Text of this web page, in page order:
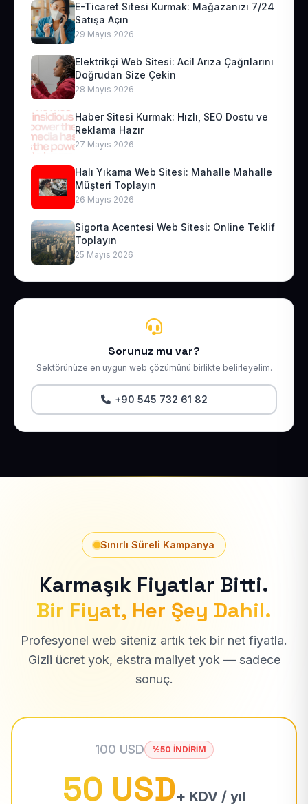
E-Ticaret Sitesi Kurmak: Mağazanızı 7/24
Satışa Açın
29 Mayıs 2026
Elektrikçi Web Sitesi: Acil Arıza Çağrılarını
Doğrudan Size Çekin
28 Mayıs 2026
Haber Sitesi Kurmak: Hızlı, SEO Dostu ve
Reklama Hazır
27 Mayıs 2026
Halı Yıkama Web Sitesi: Mahalle Mahalle
Müşteri Toplayın
26 Mayıs 2026
Sigorta Acentesi Web Sitesi: Online Teklif
Toplayın
25 Mayıs 2026
Sorunuz mu var?
Sektörünüze en uygun web çözümünü birlikte belirleyelim.
+90 545 732 61 82
Sınırlı Süreli Kampanya
Karmaşık Fiyatlar Bitti.
Bir Fiyat, Her Şey Dahil.
Profesyonel web siteniz artık tek bir net fiyatla.
Gizli ücret yok, ekstra maliyet yok — sadece
sonuç.
100 USD %50 İNDİRİM
50 USD+ KDV / yıl